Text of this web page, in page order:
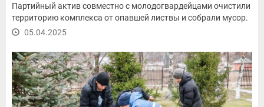
Партийный актив совместно с молодогвардейцами очистили
территорию комплекса от опавшей листвы и собрали мусор.
05.04.2025